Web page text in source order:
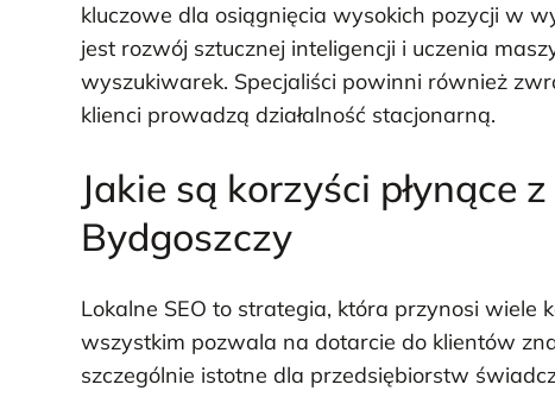
kluczowe dla osiągnięcia wysokich pozycji w
jest rozwój sztucznej inteligencji i uczenia
wyszukiwarek. Specjaliści powinni również
klienci prowadzą działalność stacjonarną.
Jakie są korzyści płynące
Bydgoszczy
Lokalne SEO to strategia, która przynosi wiele
wszystkim pozwala na dotarcie do klientów
szczególnie istotne dla przedsiębiorstw